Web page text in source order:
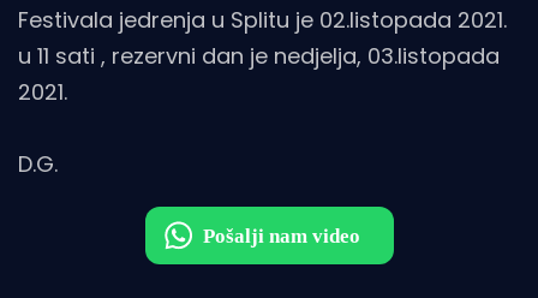
Festivala jedrenja u Splitu je 02.listopada 2021.
u 11 sati , rezervni dan je nedjelja, 03.listopada
2021.
D.G.